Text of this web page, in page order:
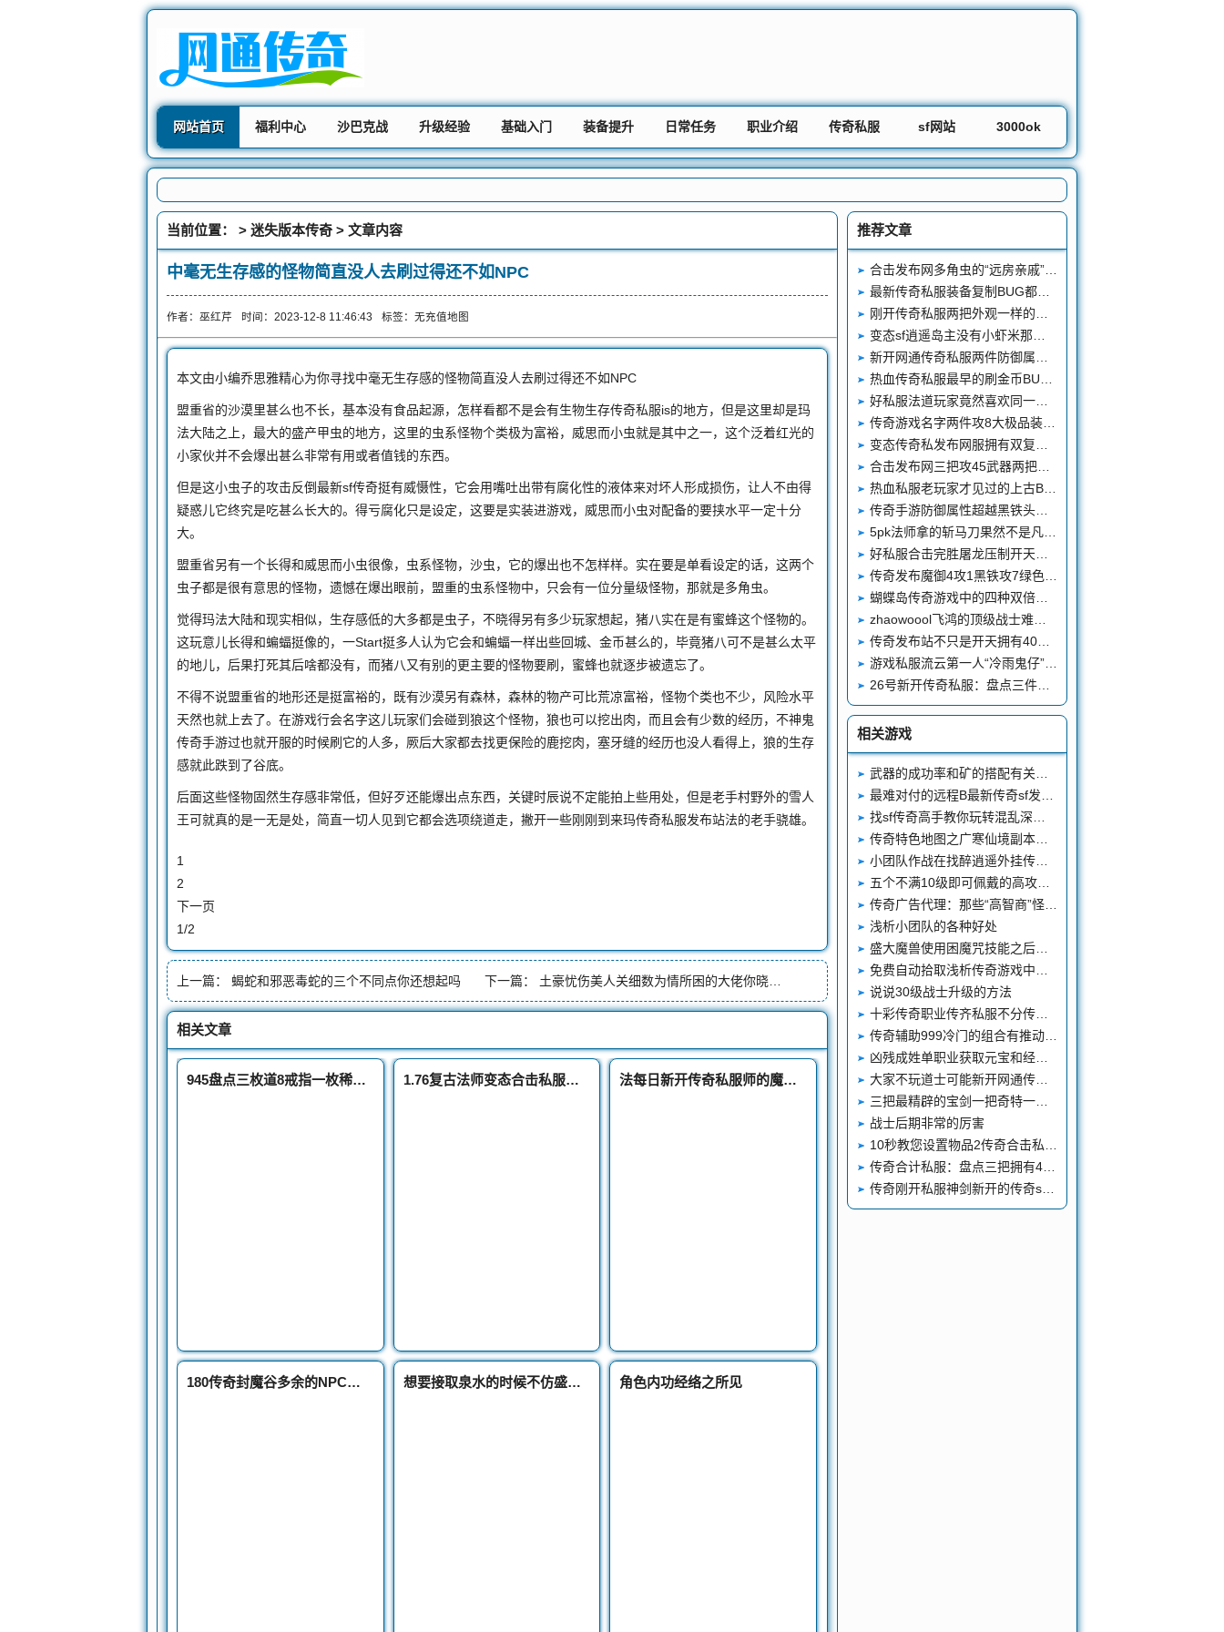
网站首页 福利中心 沙巴克战 升级经验 基础入门 装备提升 日常任务 职业介绍 传奇私服 sf网站 3000ok
当前位置： > 迷失版本传奇 > 文章内容
中毫无生存感的怪物简直没人去刷过得还不如NPC
作者：巫红芹 时间：2023-12-8 11:46:43 标签： 无充值地图
本文由小编乔思雅精心为你寻找中毫无生存感的怪物简直没人去刷过得还不如NPC
盟重省的沙漠里甚么也不长，基本没有食品起源，怎样看都不是会有生物生存传奇私服is的地方，但是这里却是玛
法大陆之上，最大的盛产甲虫的地方，这里的虫系怪物个类极为富裕，威思而小虫就是其中之一，这个泛着红光的
小家伙并不会爆出甚么非常有用或者值钱的东西。
但是这小虫子的攻击反倒最新sf传奇挺有威慑性，它会用嘴吐出带有腐化性的液体来对坏人形成损伤，让人不由得
疑惑儿它终究是吃甚么长大的。得亏腐化只是设定，这要是实装进游戏，威思而小虫对配备的要挟水平一定十分
大。
盟重省另有一个长得和威思而小虫很像，虫系怪物，沙虫，它的爆出也不怎样样。实在要是单看设定的话，这两个
虫子都是很有意思的怪物，遗憾在爆出眼前，盟重的虫系怪物中，只会有一位分量级怪物，那就是多角虫。
觉得玛法大陆和现实相似，生存感低的大多都是虫子，不晓得另有多少玩家想起，猪八实在是有蜜蜂这个怪物的。
这玩意儿长得和蝙蝠挺像的，一Start挺多人认为它会和蝙蝠一样出些回城、金币甚么的，毕竟猪八可不是甚么太平
的地儿，后果打死其后啥都没有，而猪八又有别的更主要的怪物要刷，蜜蜂也就逐步被遗忘了。
不得不说盟重省的地形还是挺富裕的，既有沙漠另有森林，森林的物产可比荒凉富裕，怪物个类也不少，风险水平
天然也就上去了。在游戏行会名字这儿玩家们会碰到狼这个怪物，狼也可以挖出肉，而且会有少数的经历，不神鬼
传奇手游过也就开服的时候刷它的人多，厥后大家都去找更保险的鹿挖肉，塞牙缝的经历也没人看得上，狼的生存
感就此跌到了谷底。
后面这些怪物固然生存感非常低，但好歹还能爆出点东西，关键时辰说不定能拍上些用处，但是老手村野外的雪人
王可就真的是一无是处，简直一切人见到它都会选项绕道走，撇开一些刚刚到来玛传奇私服发布站法的老手骁雄。
1
2
下一页
1/2
上一篇： 蝎蛇和邪恶毒蛇的三个不同点你还想起吗 下一篇： 土豪忧伤美人关细数为情所困的大佬你晓得幽灵龙马吗
相关文章
945盘点三枚道8戒指一枚稀有一枚绝版还有一枚震撼 1.76复古法师变态合击私服玩法技巧全公开，快速成为高手？ 法每日新开传奇私服师的魔法盾技能主要的功能
180传奇封魔谷多余的NPC恶魔屠夫 想要接取泉水的时候不仿盛大热血传奇英雄合击受打扰最好去宫殿长廊 角色内功经络之所见
推荐文章
合击发布网多角虫的“远房亲戚”雪域冰甲虫
最新传奇私服装备复制BUG都是小儿科曾经用鹤嘴锄就能挖特戒
好私服法道玩家竟然喜欢同一个技能只可惜官服没有更新
传奇游戏名字两件攻8大极品装备它们的价值不逊攻10圣战戒指
合击发布网三把攻45武器两把是上古神兵一把自带超强属性
热血私服老玩家才见过的上古BOSS宝扇使者
传奇手游防御属性超越黑铁头盔的绝版道具龙骨盔
5pk法师拿的斩马刀果然不是凡品魔法011
好私服合击完胜屠龙压制开天的绝版神兵攻41霸者之刃
传奇发布魔御4攻1黑铁攻7绿色勇者无双的穿搭够给力
蝴蝶岛传奇游戏中的四种双倍设定你经历过哪些
zhaowoool飞鸿的顶级战士难得糊涂
传奇发布站不只是开天拥有40点攻击这三把攻40神兵一样强悍
游戏私服流云第一人“冷雨鬼仔”英雄的三件大极品装备
26号新开传奇私服：盘点三件大极品首饰佩戴时有多强修理时候就有多心疼
相关游戏
传奇特色地图之广寒仙境副本地图
小团队作战在找醉逍遥外挂传奇网站是很常见的
五个不满10级即可佩戴的高攻手镯铁手镯才是王者
传奇广告代理：那些“高智商”怪物面对火墙三种经典操作
浅析小团队的各种好处
盛大魔兽使用困魔咒技能之后我们对怪物造成的干扰还是很大的
说说30级战士升级的方法
十彩传奇职业传齐私服不分传奇sf万能登入器强弱只看个人操作
传奇辅助999冷门的组合有推动远景吗
凶残成姓单职业获取元宝和经验的方法
大家不玩道士可能新开网通传奇网站是因为它比较无聊
三把最精辟的宝剑一把奇特一把体面还有一把热门
战士后期非常的厉害
传奇合计私服：盘点三把拥有40点攻击上限的绝版裁决之杖
传奇刚开私服神剑新开的传奇sf召唤巨摆摊补丁魔设置